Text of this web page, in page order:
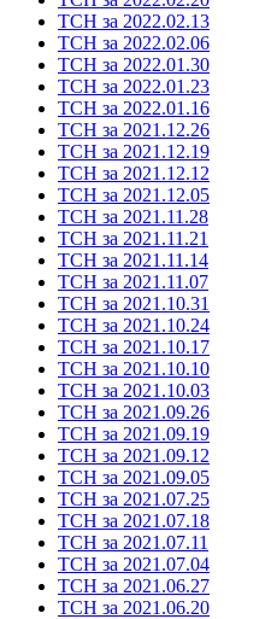
ТСН за 2022.02.13
ТСН за 2022.02.06
ТСН за 2022.01.30
ТСН за 2022.01.23
ТСН за 2022.01.16
ТСН за 2021.12.26
ТСН за 2021.12.19
ТСН за 2021.12.12
ТСН за 2021.12.05
ТСН за 2021.11.28
ТСН за 2021.11.21
ТСН за 2021.11.14
ТСН за 2021.11.07
ТСН за 2021.10.31
ТСН за 2021.10.24
ТСН за 2021.10.17
ТСН за 2021.10.10
ТСН за 2021.10.03
ТСН за 2021.09.26
ТСН за 2021.09.19
ТСН за 2021.09.12
ТСН за 2021.09.05
ТСН за 2021.07.25
ТСН за 2021.07.18
ТСН за 2021.07.11
ТСН за 2021.07.04
ТСН за 2021.06.27
ТСН за 2021.06.20